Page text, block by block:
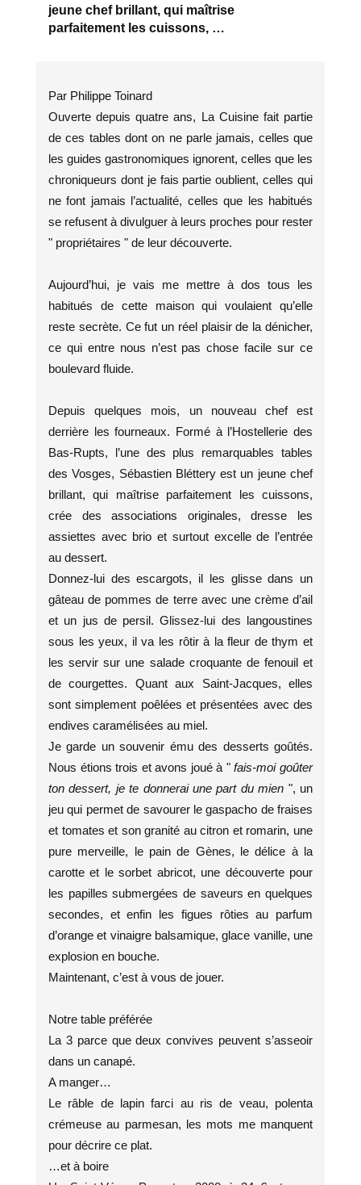
jeune chef brillant, qui maîtrise
parfaitement les cuissons, …
Par Philippe Toinard
Ouverte depuis quatre ans, La Cuisine fait partie
de ces tables dont on ne parle jamais, celles que
les guides gastronomiques ignorent, celles que les
chroniqueurs dont je fais partie oublient, celles qui
ne font jamais l’actualité, celles que les habitués
se refusent à divulguer à leurs proches pour rester
" propriétaires " de leur découverte.
Aujourd’hui, je vais me mettre à dos tous les
habitués de cette maison qui voulaient qu’elle
reste secrète. Ce fut un réel plaisir de la dénicher,
ce qui entre nous n’est pas chose facile sur ce
boulevard fluide.
Depuis quelques mois, un nouveau chef est
derrière les fourneaux. Formé à l’Hostellerie des
Bas-Rupts, l’une des plus remarquables tables
des Vosges, Sébastien Bléttery est un jeune chef
brillant, qui maîtrise parfaitement les cuissons,
crée des associations originales, dresse les
assiettes avec brio et surtout excelle de l’entrée
au dessert.
Donnez-lui des escargots, il les glisse dans un
gâteau de pommes de terre avec une crème d’ail
et un jus de persil. Glissez-lui des langoustines
sous les yeux, il va les rôtir à la fleur de thym et
les servir sur une salade croquante de fenouil et
de courgettes. Quant aux Saint-Jacques, elles
sont simplement poêlées et présentées avec des
endives caramélisées au miel.
Je garde un souvenir ému des desserts goûtés.
Nous étions trois et avons joué à "fais-moi goûter
ton dessert, je te donnerai une part du mien ", un
jeu qui permet de savourer le gaspacho de fraises
et tomates et son granité au citron et romarin, une
pure merveille, le pain de Gènes, le délice à la
carotte et le sorbet abricot, une découverte pour
les papilles submergées de saveurs en quelques
secondes, et enfin les figues rôties au parfum
d’orange et vinaigre balsamique, glace vanille, une
explosion en bouche.
Maintenant, c’est à vous de jouer.
Notre table préférée
La 3 parce que deux convives peuvent s’asseoir
dans un canapé.
A manger…
Le râble de lapin farci au ris de veau, polenta
crémeuse au parmesan, les mots me manquent
pour décrire ce plat.
…et à boire